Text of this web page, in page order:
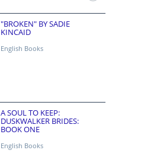
"BROKEN" BY SADIE
KINCAID
English Books
A SOUL TO KEEP:
DUSKWALKER BRIDES:
BOOK ONE
English Books